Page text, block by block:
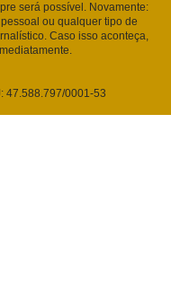
será possível. Novamente:
ou qualquer tipo de
Caso isso aconteça,
47.588.797/0001-53